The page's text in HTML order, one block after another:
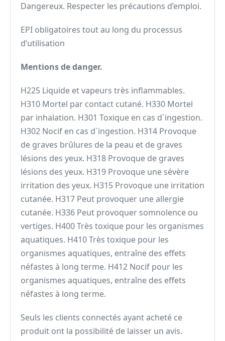
Dangereux. Respecter les précautions d’emploi.
EPI obligatoires tout au long du processus
d’utilisation
Mentions de danger.
H225 Liquide et vapeurs très inflammables.
H310 Mortel par contact cutané. H330 Mortel
par inhalation. H301 Toxique en cas d`ingestion.
H302 Nocif en cas d`ingestion. H314 Provoque
de graves brûlures de la peau et de graves
lésions des yeux. H318 Provoque de graves
lésions des yeux. H319 Provoque une sévère
irritation des yeux. H315 Provoque une irritation
cutanée. H317 Peut provoquer une allergie
cutanée. H336 Peut provoquer somnolence ou
vertiges. H400 Très toxique pour les organismes
aquatiques. H410 Très toxique pour les
organismes aquatiques, entraîne des effets
néfastes à long terme. H412 Nocif pour les
organismes aquatiques, entraîne des effets
néfastes à long terme.
Seuls les clients connectés ayant acheté ce
produit ont la possibilité de laisser un avis.